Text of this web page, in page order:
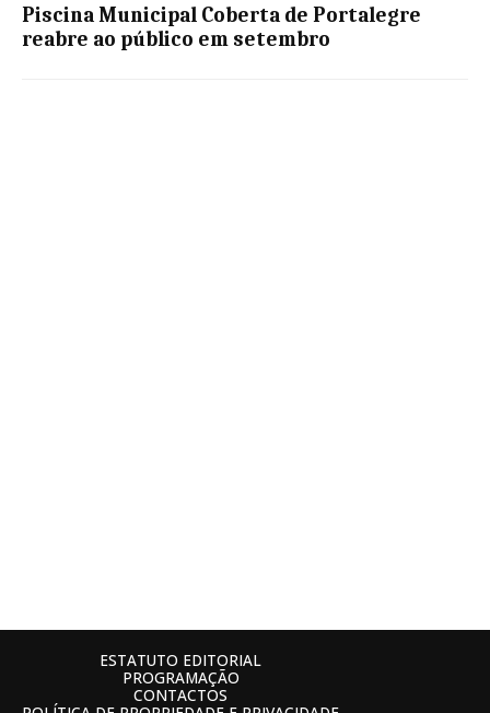
Piscina Municipal Coberta de Portalegre
reabre ao público em setembro
ESTATUTO EDITORIAL
PROGRAMAÇÃO
CONTACTOS